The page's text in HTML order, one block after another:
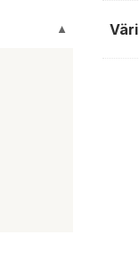
▼ Väri